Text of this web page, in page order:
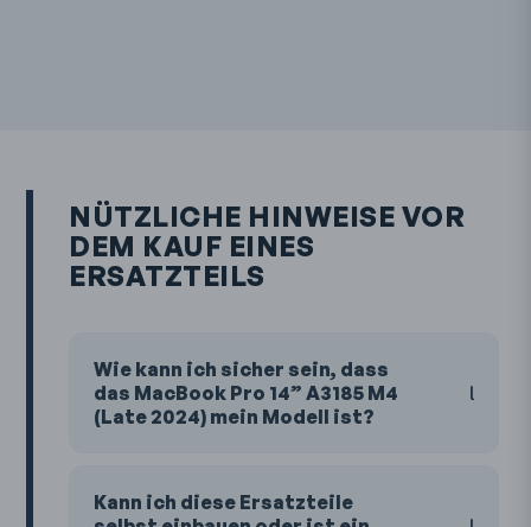
NÜTZLICHE HINWEISE VOR
DEM KAUF EINES
ERSATZTEILS
Wie kann ich sicher sein, dass
das MacBook Pro 14” A3185 M4
(Late 2024) mein Modell ist?
Kann ich diese Ersatzteile